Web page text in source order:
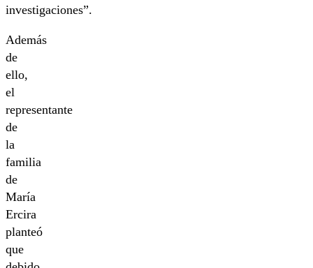
investigaciones”.
Además
de
ello,
el
representante
de
la
familia
de
María
Ercira
planteó
que